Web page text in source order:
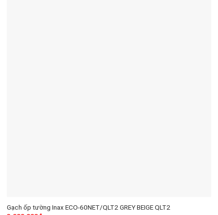
Gạch ốp tường Inax ECO-60NET/QLT2 GREY BEIGE QLT2